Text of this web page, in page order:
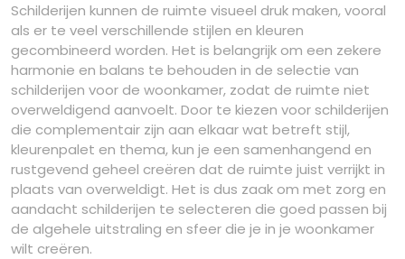
Schilderijen kunnen de ruimte visueel druk maken, vooral
als er te veel verschillende stijlen en kleuren
gecombineerd worden. Het is belangrijk om een zekere
harmonie en balans te behouden in de selectie van
schilderijen voor de woonkamer, zodat de ruimte niet
overweldigend aanvoelt. Door te kiezen voor schilderijen
die complementair zijn aan elkaar wat betreft stijl,
kleurenpalet en thema, kun je een samenhangend en
rustgevend geheel creëren dat de ruimte juist verrijkt in
plaats van overweldigt. Het is dus zaak om met zorg en
aandacht schilderijen te selecteren die goed passen bij
de algehele uitstraling en sfeer die je in je woonkamer
wilt creëren.